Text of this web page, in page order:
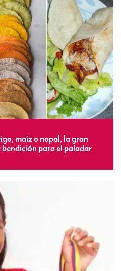
maíz o nopal, la gran
para el paladar